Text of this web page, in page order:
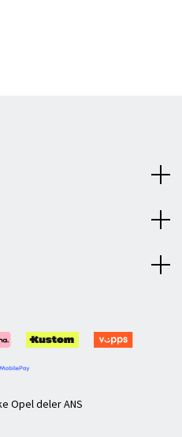
Opel deler ANS